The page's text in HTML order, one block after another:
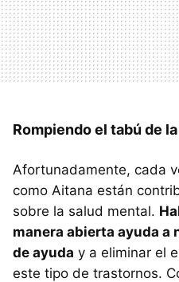
Rompiendo el tabú de
Afortunadamente, cada
como Aitana están
sobre la salud mental.
manera abierta ayuda a
de ayuda y a eliminar el
este tipo de trastornos.